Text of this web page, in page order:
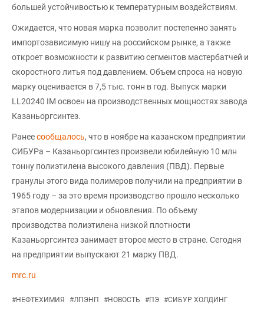
большей устойчивостью к температурным воздействиям.
Ожидается, что новая марка позволит постепенно занять
импортозависимую нишу на российском рынке, а также
откроет возможности к развитию сегментов мастербатчей и
скоростного литья под давлением. Объем спроса на новую
марку оценивается в 7,5 тыс. тонн в год. Выпуск марки
LL20240 IM освоен на производственных мощностях завода
Казаньоргсинтез.
Ранеесообщалось, что в ноябре на казанском предприятии
СИБУРа – Казаньоргсинтез произвели юбилейную 10 млн
тонну полиэтилена высокого давления (ПВД). Первые
гранулы этого вида полимеров получили на предприятии в
1965 году – за это время производство прошло несколько
этапов модернизации и обновления. По объему
производства полиэтилена низкой плотности
Казаньоргсинтез занимает второе место в стране. Сегодня
на предприятии выпускают 21 марку ПВД.
mrc.ru
#НЕФТЕХИМИЯ #ЛПЭНП #НОВОСТЬ #ПЭ #СИБУР ХОЛДИНГ